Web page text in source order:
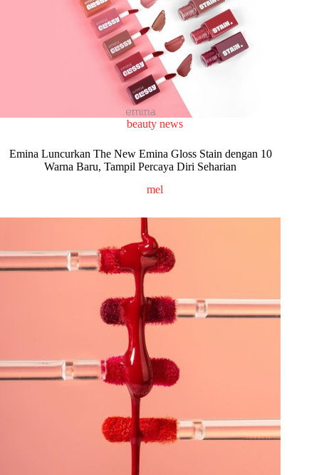
beauty news
Emina Luncurkan The New Emina Gloss Stain dengan 10
Warna Baru, Tampil Percaya Diri Seharian
mel